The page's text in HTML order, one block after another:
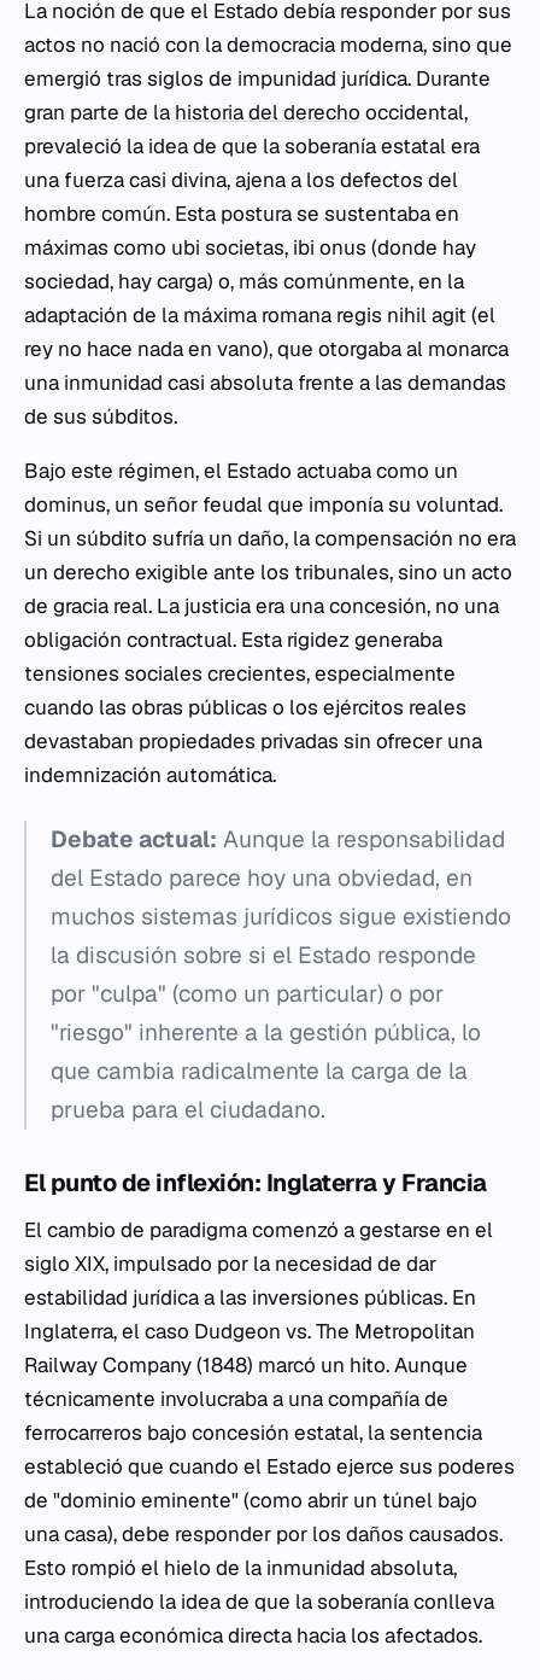
La noción de que el Estado debía responder por sus
actos no nació con la democracia moderna, sino que
emergió tras siglos de impunidad jurídica. Durante
gran parte de la historia del derecho occidental,
prevaleció la idea de que la soberanía estatal era
una fuerza casi divina, ajena a los defectos del
hombre común. Esta postura se sustentaba en
máximas como ubi societas, ibi onus (donde hay
sociedad, hay carga) o, más comúnmente, en la
adaptación de la máxima romana regis nihil agit (el
rey no hace nada en vano), que otorgaba al monarca
una inmunidad casi absoluta frente a las demandas
de sus súbditos.
Bajo este régimen, el Estado actuaba como un
dominus, un señor feudal que imponía su voluntad.
Si un súbdito sufría un daño, la compensación no era
un derecho exigible ante los tribunales, sino un acto
de gracia real. La justicia era una concesión, no una
obligación contractual. Esta rigidez generaba
tensiones sociales crecientes, especialmente
cuando las obras públicas o los ejércitos reales
devastaban propiedades privadas sin ofrecer una
indemnización automática.
Debate actual: Aunque la responsabilidad
del Estado parece hoy una obviedad, en
muchos sistemas jurídicos sigue existiendo
la discusión sobre si el Estado responde
por "culpa" (como un particular) o por
"riesgo" inherente a la gestión pública, lo
que cambia radicalmente la carga de la
prueba para el ciudadano.
El punto de inflexión: Inglaterra y Francia
El cambio de paradigma comenzó a gestarse en el
siglo XIX, impulsado por la necesidad de dar
estabilidad jurídica a las inversiones públicas. En
Inglaterra, el caso Dudgeon vs. The Metropolitan
Railway Company(1848) marcó un hito. Aunque
técnicamente involucraba a una compañía de
ferrocarreros bajo concesión estatal, la sentencia
estableció que cuando el Estado ejerce sus poderes
de "dominio eminente" (como abrir un túnel bajo
una casa), debe responder por los daños causados.
Esto rompió el hielo de la inmunidad absoluta,
introduciendo la idea de que la soberanía conlleva
una carga económica directa hacia los afectados.